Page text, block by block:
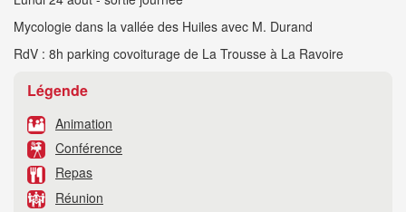
Mycologie dans la vallée des Huiles avec M. Durand
RdV : 8h parking covoiturage de La Trousse à La Ravoire
Légende
Animation
Conférence
Repas
Réunion